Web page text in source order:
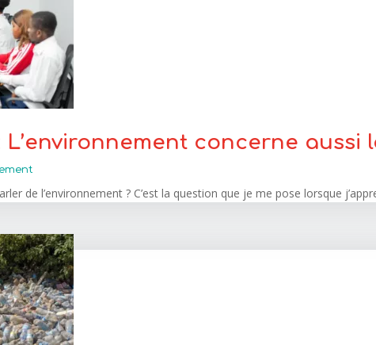
L’environnement concerne aussi
de l’environnement ? C’est la question que je me pose lorsque